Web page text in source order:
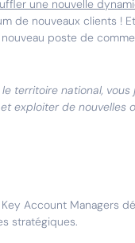
une nouvelle
de nouveaux clients !
poste de
territoire national, vous
exploiter de nouvelles
Account Managers
stratégiques.